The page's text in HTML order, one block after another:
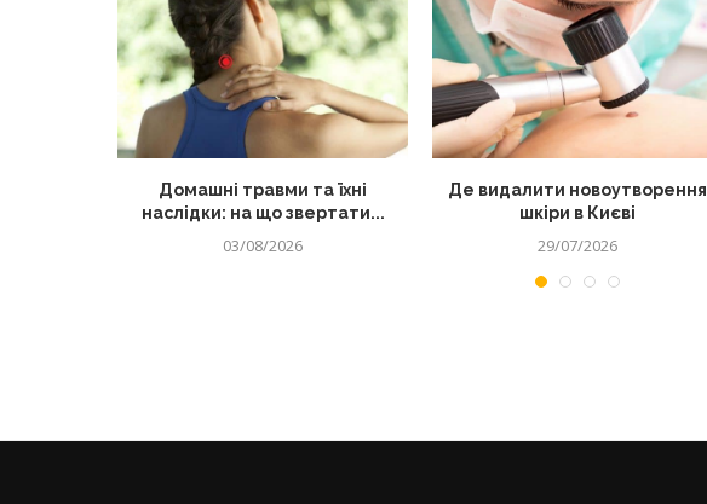
Домашні травми та їхні
наслідки: на що звертати...
03/08/2026
Де видалити новоутворення
шкіри в Києві
29/07/2026